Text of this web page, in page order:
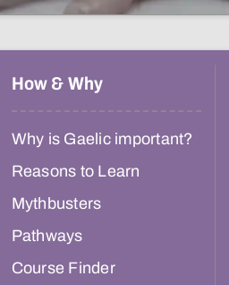
How & Why
Why is Gaelic important?
Reasons to Learn
Mythbusters
Pathways
Course Finder